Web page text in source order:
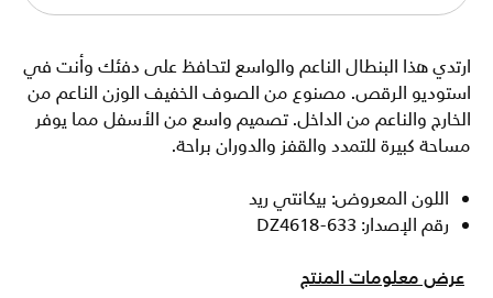
ارتدي هذا البنطال الناعم والواسع لتحافظ على دفئك وأنت في
استوديو الرقص. مصنوع من الصوف الخفيف الوزن الناعم من
الخارج والناعم من الداخل. تصميم واسع من الأسفل مما يوفر
مساحة كبيرة للتمدد والقفز والدوران براحة.
اللون المعروض: بيكانتي ريد
رقم الإصدار: DZ4618-633
عرض معلومات المنتج